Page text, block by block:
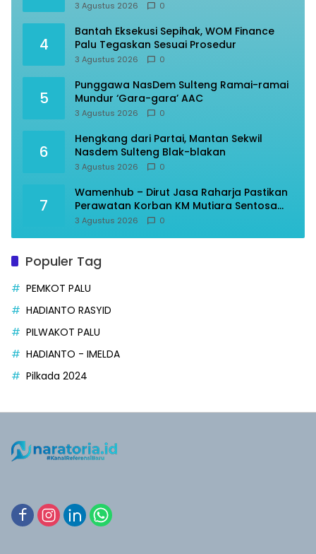
Sentosa II
3 Agustus 2026 0
4
Bantah Eksekusi Sepihak, WOM Finance
Palu Tegaskan Sesuai Prosedur
3 Agustus 2026 0
5
Punggawa NasDem Sulteng Ramai-ramai
Mundur ‘Gara-gara’ AAC
3 Agustus 2026 0
6
Hengkang dari Partai, Mantan Sekwil
Nasdem Sulteng Blak-blakan
3 Agustus 2026 0
7
Wamenhub – Dirut Jasa Raharja Pastikan
Perawatan Korban KM Mutiara Sentosa
Optimal
3 Agustus 2026 0
Populer Tag
PEMKOT PALU
HADIANTO RASYID
PILWAKOT PALU
HADIANTO - IMELDA
Pilkada 2024